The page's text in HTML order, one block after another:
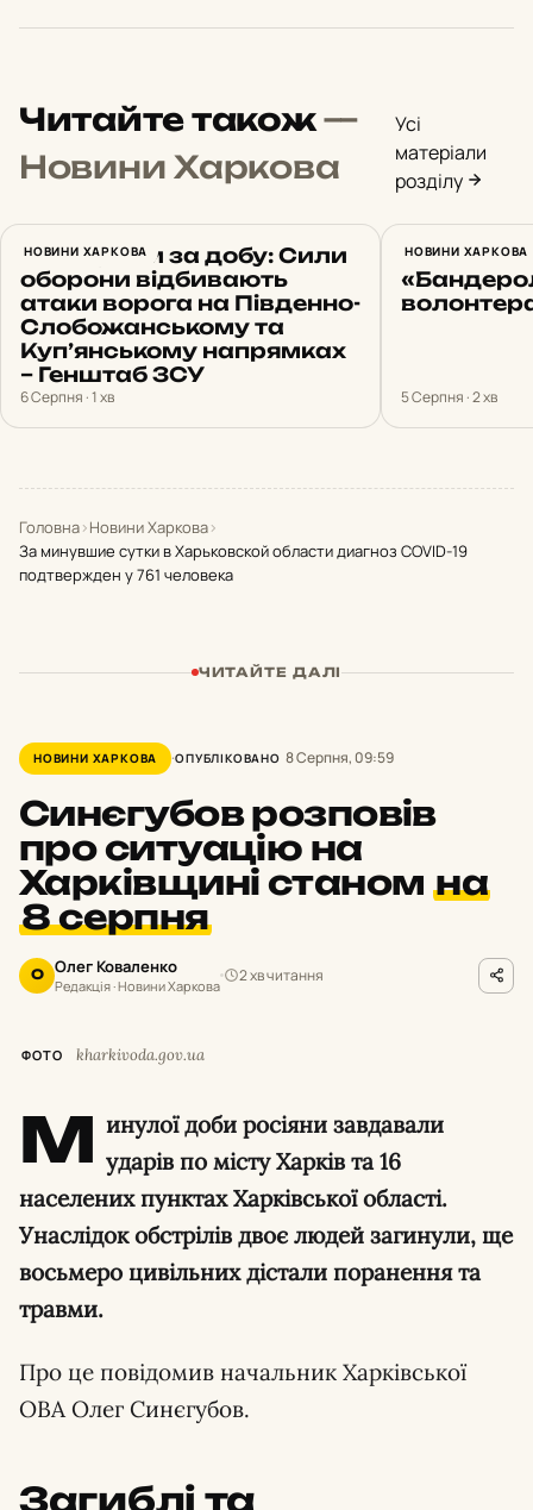
Читайте також—
Новини Харкова
Усі
матеріали
розділу
НОВИНИ ХАРКОВА
23 штурми за добу: Сили
оборони відбивають
атаки ворога на Південно-
Слобожанському та
Куп’янському напрямках
– Генштаб ЗСУ
6 Серпня · 1 хв
НОВИНИ ХАРКОВА
Харків 5
5 Серпня · 2 хв
Головна›Новини Харкова›
За минувшие сутки в Харьковской области диагноз COVID-19
подтвержден у 761 человека
ЧИТАЙТЕ ДАЛІ
НОВИНИ ХАРКОВА ОПУБЛІКОВАНО 8 Серпня, 09:59
Синєгубов розповів
про ситуацію на
Харківщині станом на
8 серпня
О Олег Коваленко
Редакція · Новини Харкова
2 хв читання
ФОТО kharkivoda.gov.ua
М инулої доби росіяни завдавали
ударів по місту Харків та 16
населених пунктах Харківської області.
Унаслідок обстрілів двоє людей загинули, ще
восьмеро цивільних дістали поранення та
травми.
Про це повідомив начальник Харківської
ОВА Олег Синєгубов.
Загиблі та